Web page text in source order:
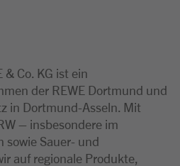
& Co. KG ist ein
der REWE Dortmund und
in Dortmund-Asseln. Mit
– insbesondere im
sowie Sauer- und
auf regionale Produkte,